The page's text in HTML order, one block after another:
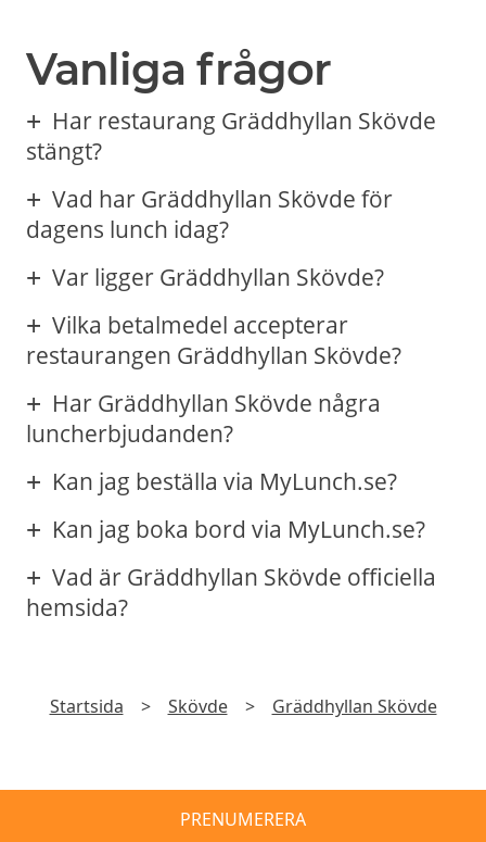
Vanliga frågor
Har restaurang Gräddhyllan Skövde
stängt?
Vad har Gräddhyllan Skövde för
dagens lunch idag?
Var ligger Gräddhyllan Skövde?
Vilka betalmedel accepterar
restaurangen Gräddhyllan Skövde?
Har Gräddhyllan Skövde några
luncherbjudanden?
Kan jag beställa via MyLunch.se?
Kan jag boka bord via MyLunch.se?
Vad är Gräddhyllan Skövde officiella
hemsida?
Startsida > Skövde > Gräddhyllan Skövde
PRENUMERERA